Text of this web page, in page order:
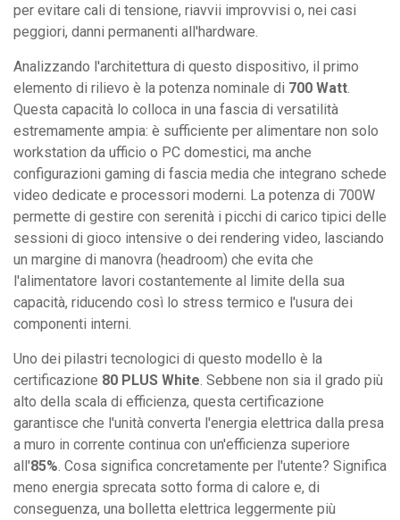
per evitare cali di tensione, riavvii improvvisi o, nei casi
peggiori, danni permanenti all'hardware.
Analizzando l'architettura di questo dispositivo, il primo
elemento di rilievo è la potenza nominale di 700 Watt
Questa capacità lo colloca in una fascia di versatilità
estremamente ampia: è sufficiente per alimentare non solo
workstation da ufficio o PC domestici, ma anche
configurazioni gaming di fascia media che integrano schede
video dedicate e processori moderni. La potenza di 700W
permette di gestire con serenità i picchi di carico tipici delle
sessioni di gioco intensive o dei rendering video, lasciando
un margine di manovra (headroom) che evita che
l'alimentatore lavori costantemente al limite della sua
capacità, riducendo così lo stress termico e l'usura dei
componenti interni.
Uno dei pilastri tecnologici di questo modello è la
certificazione 80 PLUS White . Sebbene non sia il grado più
alto della scala di efficienza, questa certificazione
garantisce che l'unità converta l'energia elettrica dalla presa
a muro in corrente continua con un'efficienza superiore
all'85% . Cosa significa concretamente per l'utente? Significa
meno energia sprecata sotto forma di calore e, di
conseguenza, una bolletta elettrica leggermente più